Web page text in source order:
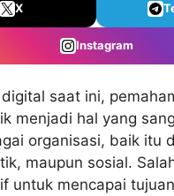
X
Instagram
saat ini,
menjadi hal yang
organisasi, baik itu
maupun sosial.
untuk mencapai